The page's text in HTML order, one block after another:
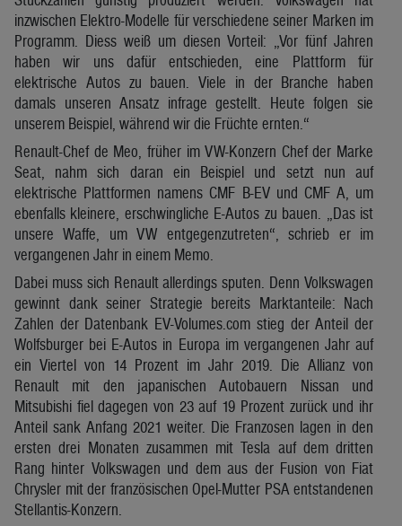
inzwischen Elektro-Modelle für verschiedene seiner Marken im
Programm. Diess weiß um diesen Vorteil: „Vor fünf Jahren
haben wir uns dafür entschieden, eine Plattform für
elektrische Autos zu bauen. Viele in der Branche haben
damals unseren Ansatz infrage gestellt. Heute folgen sie
unserem Beispiel, während wir die Früchte ernten.“
Renault-Chef de Meo, früher im VW-Konzern Chef der Marke
Seat, nahm sich daran ein Beispiel und setzt nun auf
elektrische Plattformen namens CMF B-EV und CMF A, um
ebenfalls kleinere, erschwingliche E-Autos zu bauen. „Das ist
unsere Waffe, um VW entgegenzutreten“, schrieb er im
vergangenen Jahr in einem Memo.
Dabei muss sich Renault allerdings sputen. Denn Volkswagen
gewinnt dank seiner Strategie bereits Marktanteile: Nach
Zahlen der Datenbank EV-Volumes.com stieg der Anteil der
Wolfsburger bei E-Autos in Europa im vergangenen Jahr auf
ein Viertel von 14 Prozent im Jahr 2019. Die Allianz von
Renault mit den japanischen Autobauern Nissan und
Mitsubishi fiel dagegen von 23 auf 19 Prozent zurück und ihr
Anteil sank Anfang 2021 weiter. Die Franzosen lagen in den
ersten drei Monaten zusammen mit Tesla auf dem dritten
Rang hinter Volkswagen und dem aus der Fusion von Fiat
Chrysler mit der französischen Opel-Mutter PSA entstandenen
Stellantis-Konzern.